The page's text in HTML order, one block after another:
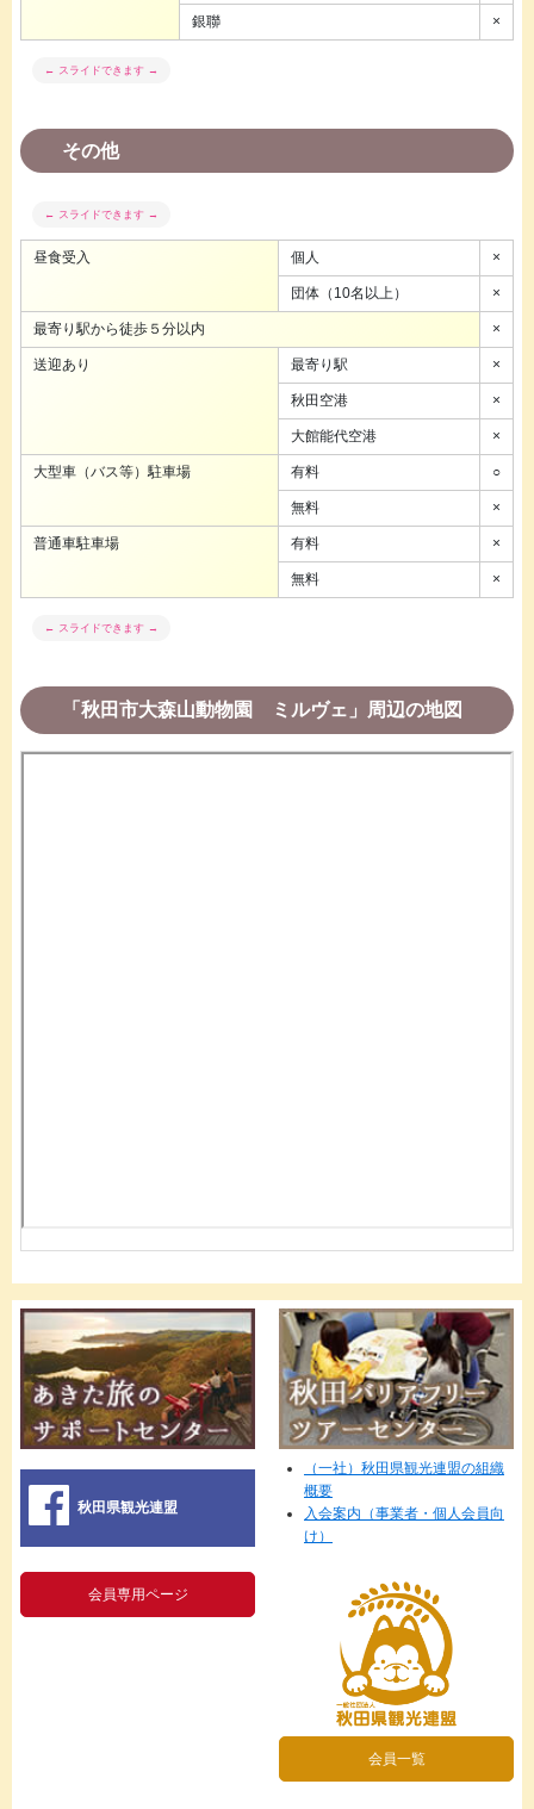
銀聯 ×
その他
昼食受入 個人 ×
団体（10名以上） ×
最寄り駅から徒歩５分以内 ×
送迎あり 最寄り駅 ×
秋田空港 ×
大館能代空港 ×
大型車（バス等）駐車場 有料 ○
無料 ×
普通車駐車場 有料 ×
無料 ×
「秋田市大森山動物園 ミルヴェ」周辺の地図
秋田県観光連盟
（一社）秋田県観光連盟の組織
概要
入会案内（事業者・個人会員向
け）
会員専用ページ
会員一覧